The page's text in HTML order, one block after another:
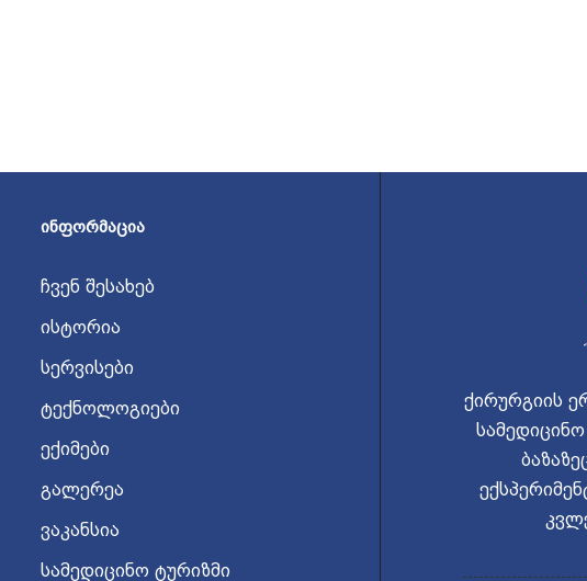
ᲘᲜᲤᲝᲠᲛᲐᲪᲘᲐ
ჩვენ შესახებ
ისტორია
სერვისები
ტექნოლოგიები
ექიმები
გალერეა
ვაკანსია
სამედიცინო ტურიზმი
ქირურგიის